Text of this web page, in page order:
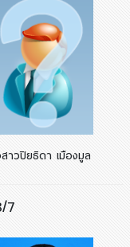
าวปิยธิดา เมืองมูล
7